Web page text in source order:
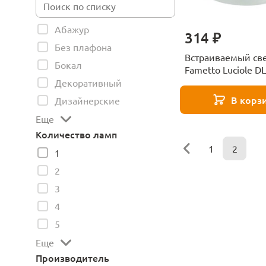
Абажур
Без плафона
Бокал
Декоративный
Дизайнерские
Еще
Количество ламп
1
2
3
4
5
Еще
Производитель
314 ₽
Встраиваемый
Fametto Luciole
В
1 2